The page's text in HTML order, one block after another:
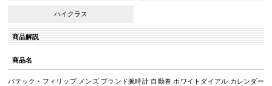
ハイクラス
商品解説
商品名
パテック・フィリップ メンズ ブランド腕時計 自動巻 ホワイトダイアル カレンダー